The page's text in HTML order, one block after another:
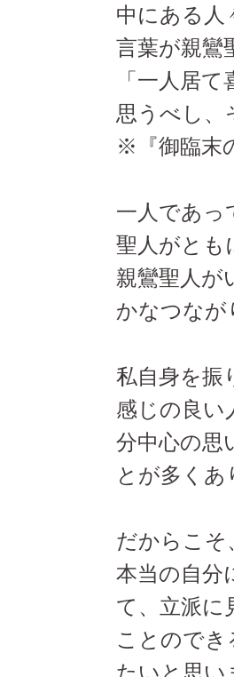
中にある人
言葉が親鸞
「一人居
思うべし、
※『御臨末
一人であっ
聖人がとも
親鸞聖人が
かなつなが
私自身を振
感じの良い
分中心の思
とが多くあ
だからこそ
本当の自分
て、立派に
ことので